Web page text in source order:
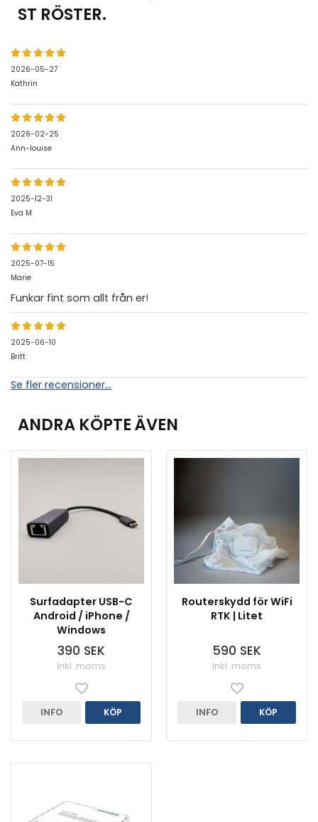
ST RÖSTER.
2026-05-27
Kathrin
2026-02-25
Ann-louise
2025-12-31
Eva M
2025-07-15
Marie
Funkar fint som allt från er!
2025-06-10
Britt
Se fler recensioner...
ANDRA KÖPTE ÄVEN
Surfadapter USB-C
Android / iPhone /
Windows
390 SEK
Inkl. moms
INFO KÖP
Routerskydd för WiFi
RTK | Litet
590 SEK
Inkl. moms
INFO KÖP